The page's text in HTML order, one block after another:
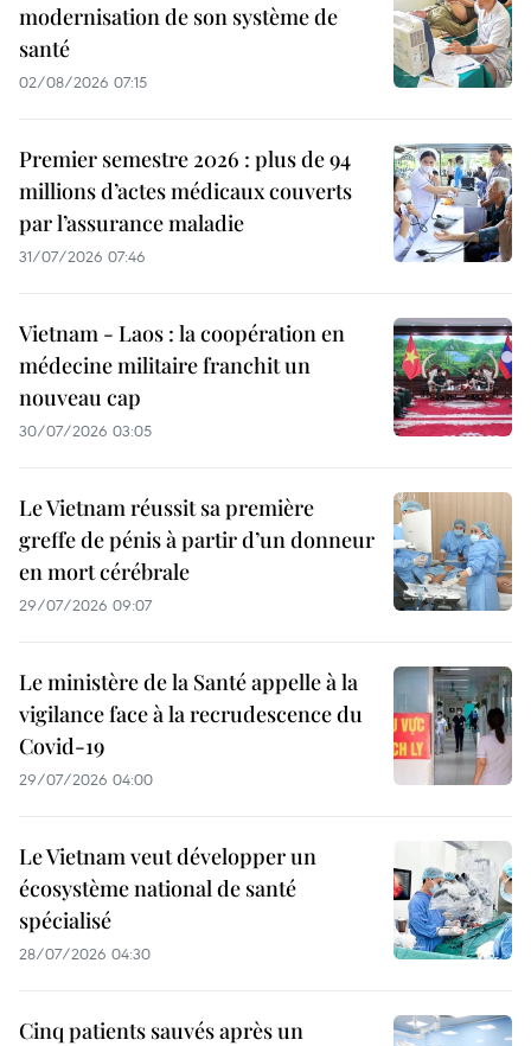
modernisation de son système de
santé
02/08/2026 07:15
Premier semestre 2026 : plus de 94
millions d’actes médicaux couverts
par l’assurance maladie
31/07/2026 07:46
Vietnam - Laos : la coopération en
médecine militaire franchit un
nouveau cap
30/07/2026 03:05
Le Vietnam réussit sa première
greffe de pénis à partir d’un donneur
en mort cérébrale
29/07/2026 09:07
Le ministère de la Santé appelle à la
vigilance face à la recrudescence du
Covid-19
29/07/2026 04:00
Le Vietnam veut développer un
écosystème national de santé
spécialisé
28/07/2026 04:30
Cinq patients sauvés après un